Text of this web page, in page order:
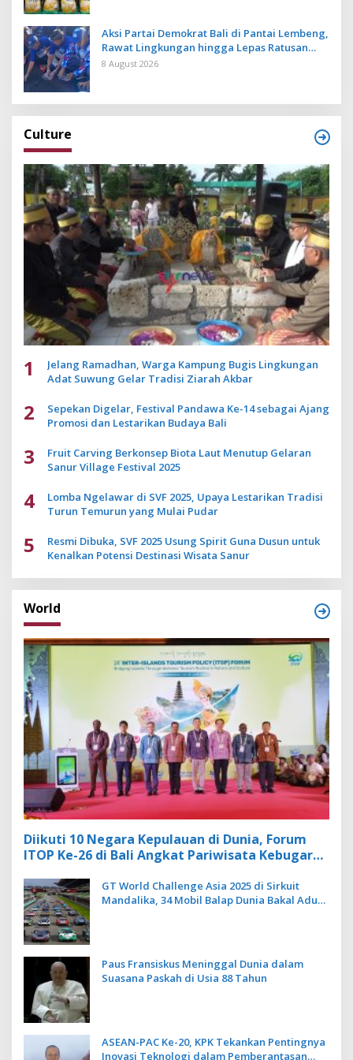
Aksi Partai Demokrat Bali di Pantai Lembeng,
Rawat Lingkungan hingga Lepas Ratusan
Tukik Bedawang Nala
8 August 2026
Culture
1
Jelang Ramadhan, Warga Kampung Bugis Lingkungan
Adat Suwung Gelar Tradisi Ziarah Akbar
2
Sepekan Digelar, Festival Pandawa Ke-14 sebagai Ajang
Promosi dan Lestarikan Budaya Bali
3
Fruit Carving Berkonsep Biota Laut Menutup Gelaran
Sanur Village Festival 2025
4
Lomba Ngelawar di SVF 2025, Upaya Lestarikan Tradisi
Turun Temurun yang Mulai Pudar
5
Resmi Dibuka, SVF 2025 Usung Spirit Guna Dusun untuk
Kenalkan Potensi Destinasi Wisata Sanur
World
Diikuti 10 Negara Kepulauan di Dunia, Forum
ITOP Ke-26 di Bali Angkat Pariwisata Kebugaran
GT World Challenge Asia 2025 di Sirkuit
Mandalika, 34 Mobil Balap Dunia Bakal Adu
Paus Fransiskus Meninggal Dunia dalam
Suasana Paskah di Usia 88 Tahun
ASEAN-PAC Ke-20, KPK Tekankan Pentingnya
Inovasi Teknologi dalam Pemberantasan